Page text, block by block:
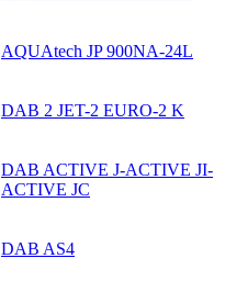
AQUAtech JP 900NA-24L
DAB 2 JET-2 EURO-2 K
DAB ACTIVE J-ACTIVE JI-
ACTIVE JC
DAB AS4